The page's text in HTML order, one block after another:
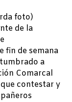
foto)
de la
fin de semana
a
Comarcal
contestar y